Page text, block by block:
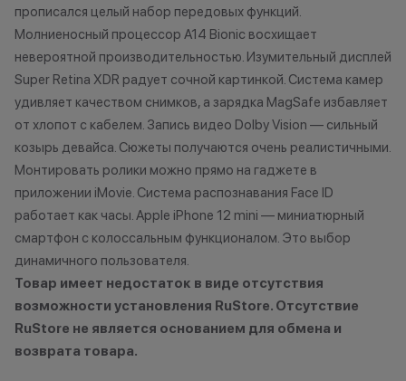
баллы
Бонусными баллами можно
оплатить:
до 20% от чека — на аксессуары;
оригинальную продукцию Dyson и
Xiaomi.
до 5% от чека — на оригинальную
продукцию Apple;
до 2% от чека — на новые iPhone;
Статусы программы
лояльности
право
договора
усмотрение
изменить
прописался целый набор передовых функций.
Молниеносный процессор A14 Bionic восхищает
невероятной производительностью. Изумительный дисплей
Super Retina XDR радует сочной картинкой. Система камер
удивляет качеством снимков, а зарядка MagSafe избавляет
от хлопот с кабелем. Запись видео Dolby Vision — сильный
козырь девайса. Сюжеты получаются очень реалистичными.
Монтировать ролики можно прямо на гаджете в
приложении iMovie. Система распознавания Face ID
работает как часы. Apple iPhone 12 mini — миниатюрный
смартфон с колоссальным функционалом. Это выбор
динамичного пользователя.
Товар имеет недостаток в виде отсутствия
возможности установления RuStore. Отсутствие
RuStore не является основанием для обмена и
возврата товара.